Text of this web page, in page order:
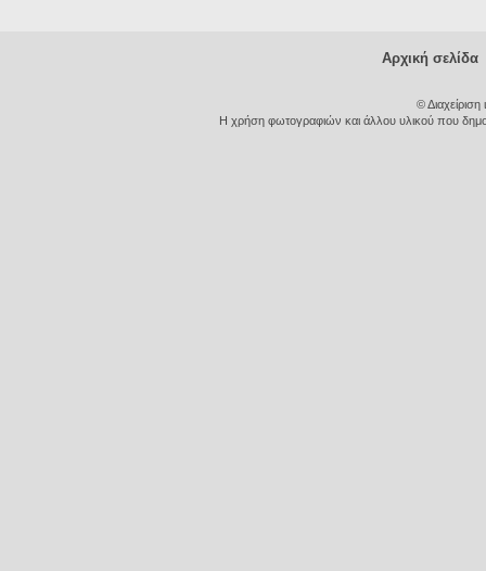
Αρχική σελίδα
©
Η χρήση φωτογραφιών και άλλου υλικού που